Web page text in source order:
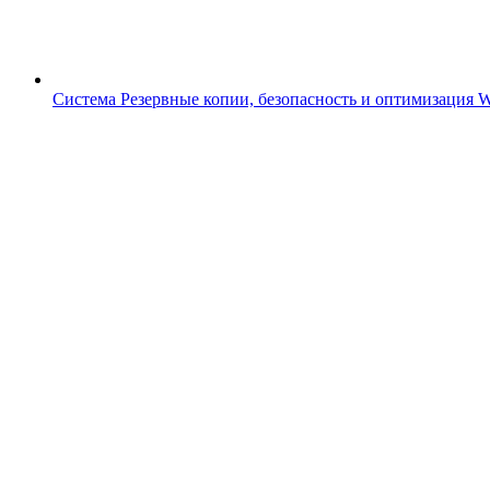
Система Резервные копии, безопасность и оптимизация